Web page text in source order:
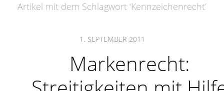
Artikel mit dem Schlagwort ‘Kennzeichenrecht’
1. SEPTEMBER 2011
Markenrecht: